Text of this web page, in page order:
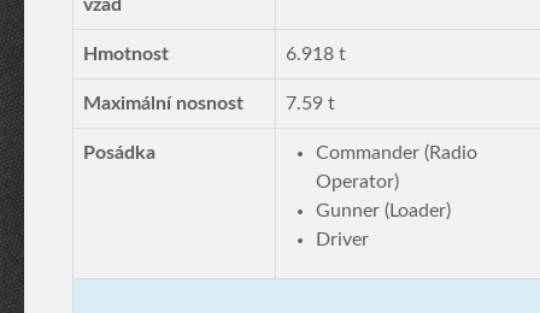
vzad
Hmotnost 6.918 t
Maximální nosnost 7.59 t
Posádka
Commander (Radio
Operator)
Gunner (Loader)
Driver